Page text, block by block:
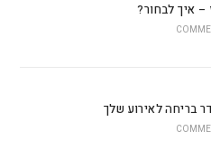
– איך לבחור?